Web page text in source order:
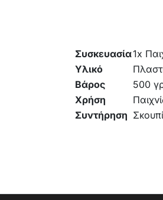
Συσκευασία1x
Υλικό
Βάρος
500
Χρήση
Συντήρηση